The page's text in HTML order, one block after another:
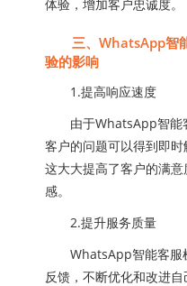
体验，增加客户忠诚度。
三、WhatsApp智能
验的影响
1.提高响应速度
由于WhatsApp智能客
客户的问题可以得到即时
这大大提高了客户的满
感。
2.提升服务质量
WhatsApp智能客服
反馈，不断优化和改进